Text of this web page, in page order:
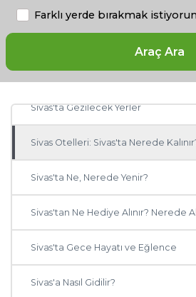
Araç Ara
Farklı yerde bırakmak
Sivas Şehir Rehberi
Sivas'a Ne Zaman Gidilir?
Sivas'ta Gezilecek Yerler
Sivas Otelleri: Sivas'ta Nerede
Sivas'ta Ne, Nerede Yenir?
Sivas'tan Ne Hediye Alınır? Nerede
Sivas'ta Gece Hayatı ve Eğlence
Sivas'a Nasıl Gidilir?